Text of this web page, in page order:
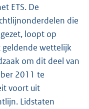
ETS. De
die
loopt op
geldende wettelijk
om dit deel van
2011 te
voort uit
Lidstaten